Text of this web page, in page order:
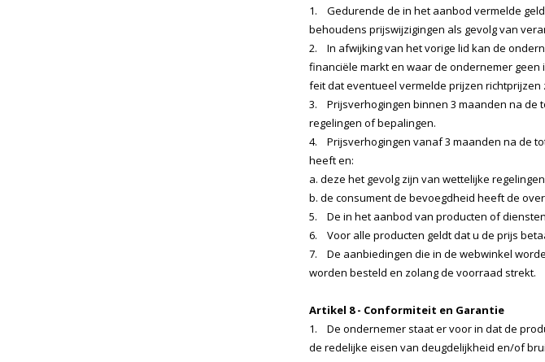
1. Gedurende de in het aanbod vermelde
behoudens prijswijzigingen als gevolg van
2. In afwijking van het vorige lid kan de
financiële markt en waar de ondernemer
feit dat eventueel vermelde prijzen
3. Prijsverhogingen binnen 3 maanden na de
regelingen of bepalingen.
4. Prijsverhogingen vanaf 3 maanden na de
heeft en:
a. deze het gevolg zijn van wettelijke
b. de consument de bevoegdheid heeft de
5. De in het aanbod van producten of
6. Voor alle producten geldt dat u de prijs
7. De aanbiedingen die in de webwinkel
worden besteld en zolang de voorraad strekt.
Artikel 8 - Conformiteit en Garantie
1. De ondernemer staat er voor in dat de
de redelijke eisen van deugdelijkheid en/of